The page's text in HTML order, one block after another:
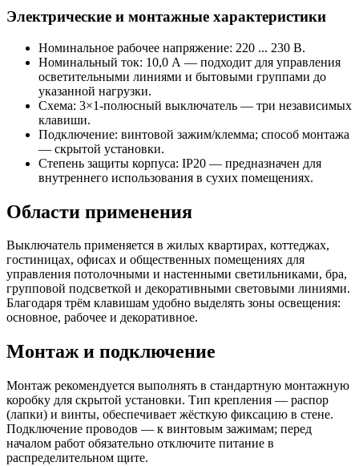
Электрические и монтажные характеристики
Номинальное рабочее напряжение: 220 ... 230 В.
Номинальный ток: 10,0 А — подходит для управления
осветительными линиями и бытовыми группами до
указанной нагрузки.
Схема: 3×1-полюсный выключатель — три независимых
клавиши.
Подключение: винтовой зажим/клемма; способ монтажа
— скрытой установки.
Степень защиты корпуса: IP20 — предназначен для
внутреннего использования в сухих помещениях.
Области применения
Выключатель применяется в жилых квартирах, коттеджах,
гостиницах, офисах и общественных помещениях для
управления потолочными и настенными светильниками, бра,
групповой подсветкой и декоративными световыми линиями.
Благодаря трём клавишам удобно выделять зоны освещения:
основное, рабочее и декоративное.
Монтаж и подключение
Монтаж рекомендуется выполнять в стандартную монтажную
коробку для скрытой установки. Тип крепления — распор
(лапки) и винты, обеспечивает жёсткую фиксацию в стене.
Подключение проводов — к винтовым зажимам; перед
началом работ обязательно отключите питание в
распределительном щите.